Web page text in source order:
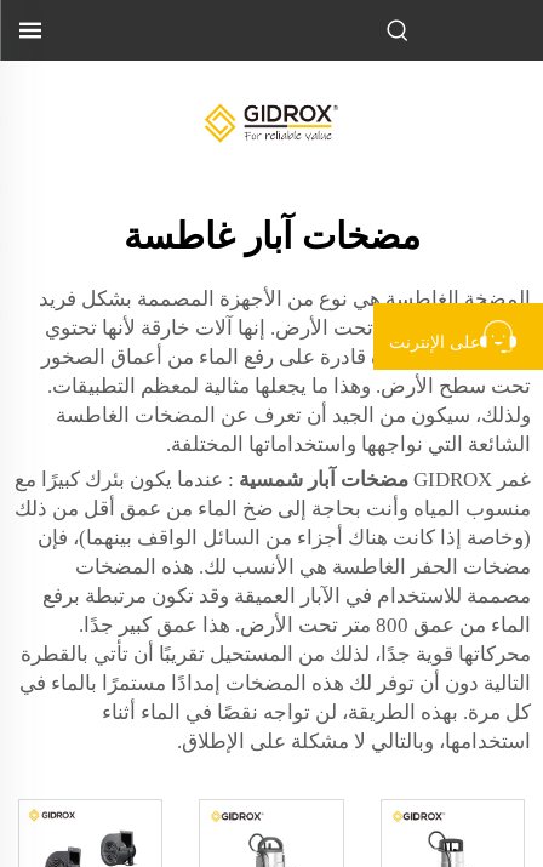
مضخات آبار غاطسة
المضخة الغاطسة هي نوع من الأجهزة المصممة بشكل فريد
لتصريف المياه من تحت الأرض. إنها آلات خارقة لأنها تحتوي
على محركات كبيرة قادرة على رفع الماء من أعماق الصخور
تحت سطح الأرض. وهذا ما يجعلها مثالية لمعظم التطبيقات.
ولذلك، سيكون من الجيد أن تعرف عن المضخات الغاطسة
الشائعة التي نواجهها واستخداماتها المختلفة.
غمر GIDROX
مضخات آبار شمسية : عندما يكون بئرك كبيرًا مع
منسوب المياه وأنت بحاجة إلى ضخ الماء من عمق أقل من ذلك
(وخاصة إذا كانت هناك أجزاء من السائل الواقف بينهما)، فإن
مضخات الحفر الغاطسة هي الأنسب لك. هذه المضخات
مصممة للاستخدام في الآبار العميقة وقد تكون مرتبطة برفع
الماء من عمق 800 متر تحت الأرض. هذا عمق كبير جدًا.
محركاتها قوية جدًا، لذلك من المستحيل تقريبًا أن تأتي بالقطرة
التالية دون أن توفر لك هذه المضخات إمدادًا مستمرًا بالماء في
كل مرة. بهذه الطريقة، لن تواجه نقصًا في الماء أثناء
استخدامها، وبالتالي لا مشكلة على الإطلاق.
على الإنترنت